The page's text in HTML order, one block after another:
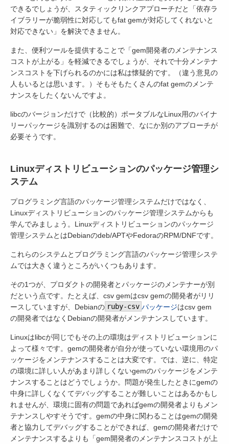
できるでしょうが、スタティックリンクアプローチだと「依存ラ
イブラリーが脆弱性に対応してもfat gemが対応してくれないと
対応できない」を解決できません。
また、便利ツールを提供することで「gem開発者のメンテナンス
コストが上がる」を軽減できるでしょうが、それで十分メンテナ
ンスコストを下げられるのかには私は懐疑的です。（違う意見の
人もいるとは思います。）そもそもたくさんのfat gemのメンテ
ナンスをしたくないんですよ。
libcのバージョンだけで（比較的）ポータブルなLinux用のバイナ
リーパッケージを識別するのは困難で、なにか別のアプローチが
必要そうです。
Linuxディストリビューションのパッケージ管理シ
ステム
プログラミング言語のパッケージ管理システムだけではなく、
Linuxディストリビューションのパッケージ管理システムからも
学んでみましょう。Linuxディストリビューションのパッケージ
管理システムとはDebianのdeb/APTやFedoraのRPM/DNFです。
これらのシステムとプログラミング言語のパッケージ管理システ
ムでは大きく違うところがいくつもあります。
その1つが、プロダクトの開発者とパッケージのメンテナーが別
だという点です。たとえば、csv gemはcsv gemの開発者がリリ
ースしていますが、Debianの ruby-csv パッケージはcsv gem
の開発者ではなくDebianの開発者がメンテナンスしています。
Linuxはlibcが同じでもその上の環境はディストリビューションに
よって様々です。gemの開発者が自分が使っていない環境用のパ
ッケージをメンテナンスすることは大変です。では、逆に、特定
の環境に詳しい人があまり詳しくないgemのパッケージをメンテ
ナンスすることはどうでしょうか。問題が発生したときにgemの
中身に詳しくなくてデバッグすることが難しいことはあるかもし
れませんが、環境に固有の問題であればgemの開発者よりもメン
テナンスしやすそうです。gemの中身に関わることはgemの開発
者と協力してデバッグすることができれば、gemの開発者だけで
メンテナンスするよりも「gem開発者のメンテナンスコストが上